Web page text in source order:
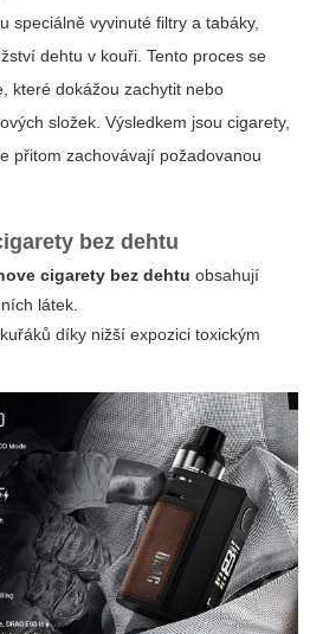
speciálně vyvinuté filtry a tabáky,
dehtu v kouři. Tento proces se
které dokážou zachytit nebo
složek. Výsledkem jsou cigarety,
přitom zachovávají požadovanou
bez dehtu
cigarety bez dehtu obsahují
látek.
díky nižší expozici toxickým